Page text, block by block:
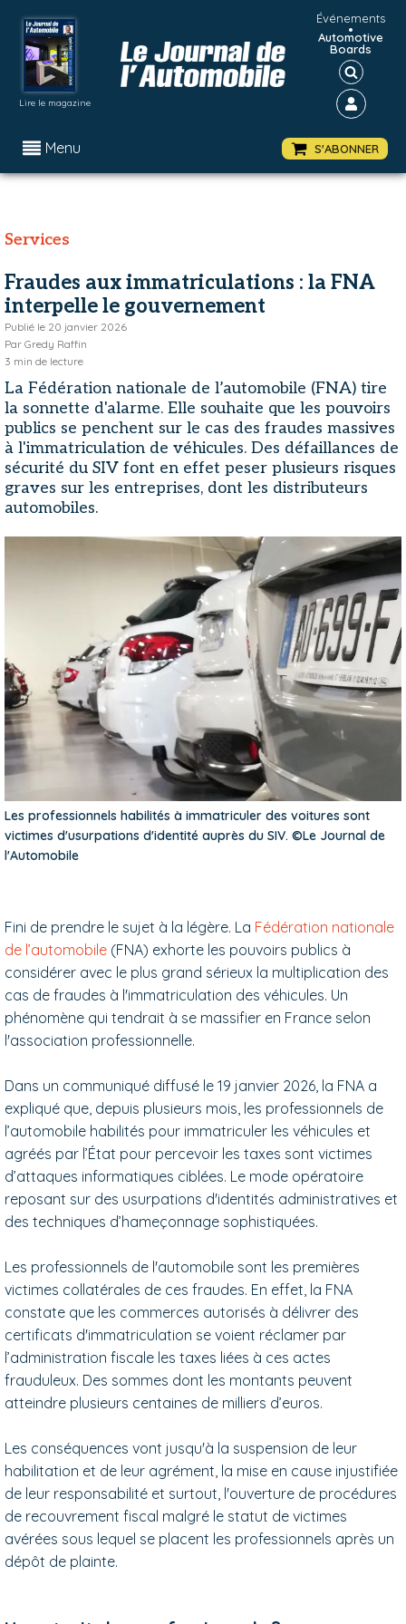
Lire le magazine
Événements
•
Automotive
Boards
Menu S'ABONNER
Services
Fraudes aux immatriculations : la FNA
interpelle le gouvernement
Publié le 20 janvier 2026
Par Gredy Raffin
3 min de lecture
La Fédération nationale de l’automobile (FNA) tire
la sonnette d'alarme. Elle souhaite que les pouvoirs
publics se penchent sur le cas des fraudes massives
à l'immatriculation de véhicules. Des défaillances de
sécurité du SIV font en effet peser plusieurs risques
graves sur les entreprises, dont les distributeurs
automobiles.
Les professionnels habilités à immatriculer des voitures sont
victimes d'usurpations d'identité auprès du SIV. ©Le Journal de
l'Automobile
Fini de prendre le sujet à la légère. La Fédération nationale
de l’automobile (FNA) exhorte les pouvoirs publics à
considérer avec le plus grand sérieux la multiplication des
cas de fraudes à l'immatriculation des véhicules. Un
phénomène qui tendrait à se massifier en France selon
l'association professionnelle.
Dans un communiqué diffusé le 19 janvier 2026, la FNA a
expliqué que, depuis plusieurs mois, les professionnels de
l’automobile habilités pour immatriculer les véhicules et
agréés par l’État pour percevoir les taxes sont victimes
d’attaques informatiques ciblées. Le mode opératoire
reposant sur des usurpations d'identités administratives et
des techniques d’hameçonnage sophistiquées.
Les professionnels de l'automobile sont les premières
victimes collatérales de ces fraudes. En effet, la FNA
constate que les commerces autorisés à délivrer des
certificats d'immatriculation se voient réclamer par
l’administration fiscale les taxes liées à ces actes
frauduleux. Des sommes dont les montants peuvent
atteindre plusieurs centaines de milliers d’euros.
Les conséquences vont jusqu'à la suspension de leur
habilitation et de leur agrément, la mise en cause injustifiée
de leur responsabilité et surtout, l'ouverture de procédures
de recouvrement fiscal malgré le statut de victimes
avérées sous lequel se placent les professionnels après un
dépôt de plainte.